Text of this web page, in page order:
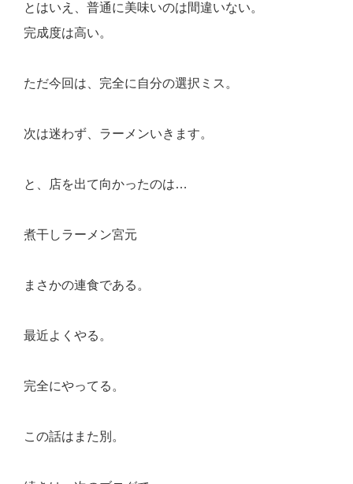
とはいえ、普通に美味いのは間違いない。
完成度は高い。
ただ今回は、完全に自分の選択ミス。
次は迷わず、ラーメンいきます。
と、店を出て向かったのは…
煮干しラーメン宮元
まさかの連食である。
最近よくやる。
完全にやってる。
この話はまた別。